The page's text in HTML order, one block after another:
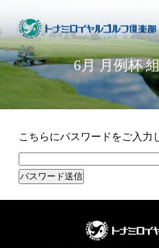
6月 月例杯
こちらにパスワードをご入力